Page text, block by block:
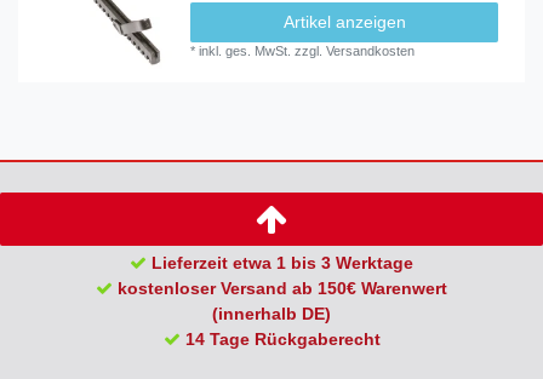
Artikel anzeigen
*inkl. ges. MwSt. zzgl.Versandkosten
Lieferzeit etwa 1 bis 3 Werktage
kostenloser Versand ab 150€ Warenwert
(innerhalb DE)
14 Tage Rückgaberecht